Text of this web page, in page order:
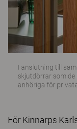
I anslutning till
skjutdörrar som de
anhöriga för
För Kinnarps